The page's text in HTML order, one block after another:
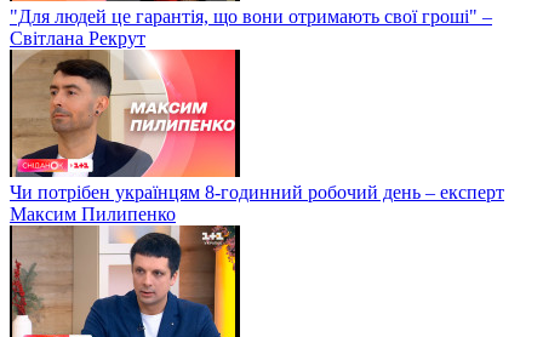
"Для людей це гарантія, що вони отримають свої гроші" –
Світлана Рекрут
Чи потрібен українцям 8-годинний робочий день – експерт
Максим Пилипенко